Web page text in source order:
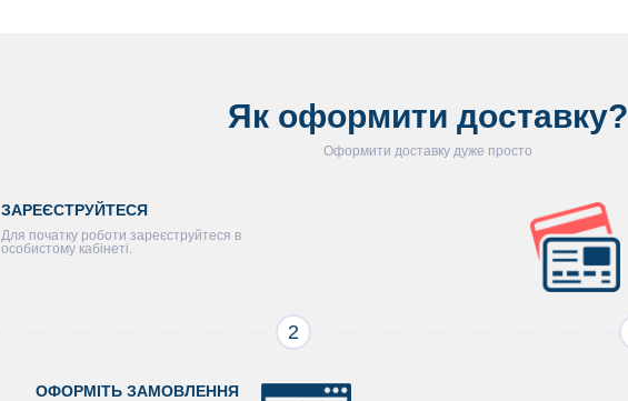
Як оформити доставку?
Оформити доставку дуже просто
ЗАРЕЄСТРУЙТЕСЯ
Для початку роботи зареєструйтеся в
особистому кабінеті.
2
ОФОРМІТЬ ЗАМОВЛЕННЯ